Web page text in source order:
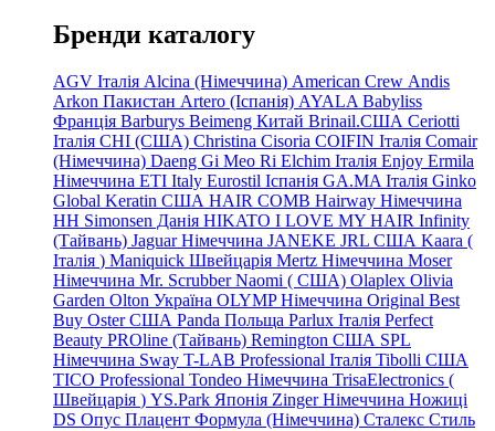
Бренди каталогу
AGV Італія Alcina (Німеччина) American Crew Andis
Arkon Пакистан Artero (Іспанія) AYALA Babyliss
Франція Barburys Beimeng Китай Brinail.США Ceriotti
Італія CHI (США) Christina Cisoria COIFIN Італія Comair
(Німеччина) Daeng Gi Meo Ri Elchim Італія Enjoy Ermila
Німеччина ETI Italy Eurostil Іспанія GA.MA Італія Ginko
Global Keratin США HAIR COMB Hairway Німеччина
HH Simonsen Данія HIKATO I LOVE MY HAIR Infinity
(Тайвань) Jaguar Німеччина JANEKE JRL США Kaara (
Італія ) Maniquick Швейцарія Mertz Німеччина Moser
Німеччина Mr. Scrubber Naomi ( США) Olaplex Olivia
Garden Olton Україна OLYMP Німеччина Original Best
Buy Oster США Panda Польща Parlux Італія Perfect
Beauty PROline (Тайвань) Remington США SPL
Німеччина Sway T-LAB Professional Італія Tibolli США
TICO Professional Tondeo Німеччина TrisaElectronics (
Швейцарія ) YS.Park Японія Zinger Німеччина Ножиці
DS Опус Плацент Формула (Німеччина) Сталекс Стиль